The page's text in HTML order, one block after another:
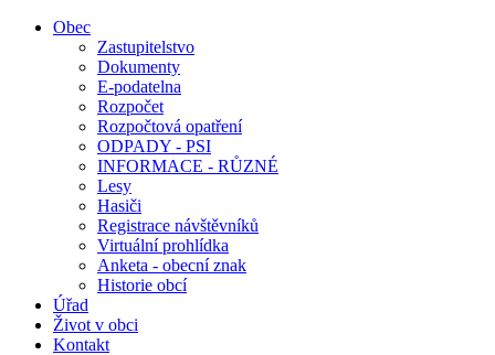
Obec
Zastupitelstvo
Dokumenty
E-podatelna
Rozpočet
Rozpočtová opatření
ODPADY - PSI
INFORMACE - RŮZNÉ
Lesy
Hasiči
Registrace návštěvníků
Virtuální prohlídka
Anketa - obecní znak
Historie obcí
Úřad
Život v obci
Kontakt